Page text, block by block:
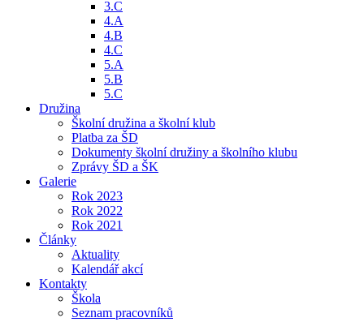
3.C
4.A
4.B
4.C
5.A
5.B
5.C
Družina
Školní družina a školní klub
Platba za ŠD
Dokumenty školní družiny a školního klubu
Zprávy ŠD a ŠK
Galerie
Rok 2023
Rok 2022
Rok 2021
Články
Aktuality
Kalendář akcí
Kontakty
Škola
Seznam pracovníků